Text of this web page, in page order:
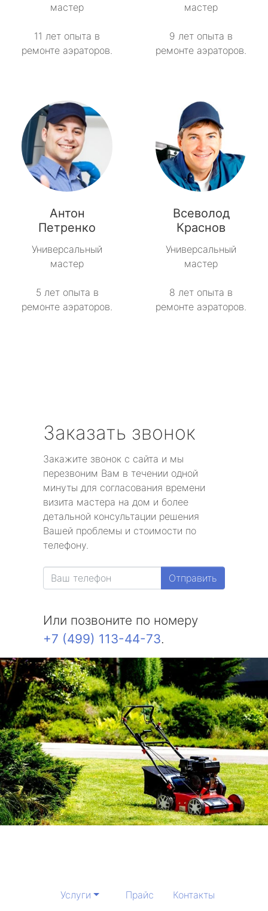
мастер
11 лет опыта в
ремонте аэраторов.
мастер
9 лет опыта в
ремонте аэраторов.
Антон
Петренко
Универсальный
мастер
5 лет опыта в
ремонте аэраторов.
Всеволод
Краснов
Универсальный
мастер
8 лет опыта в
ремонте аэраторов.
Заказать звонок
Закажите звонок с сайта и мы
перезвоним Вам в течении одной
минуты для согласования времени
визита мастера на дом и более
детальной консультации решения
Вашей проблемы и стоимости по
телефону.
Отправить
Или позвоните по номеру
+7 (499) 113-44-73.
Услуги Прайс Контакты